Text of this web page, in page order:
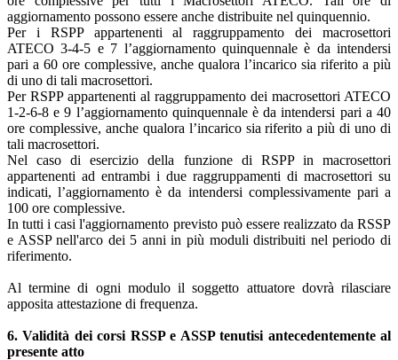
aggiornamento possono essere anche distribuite nel quinquennio.
Per i RSPP appartenenti al raggruppamento dei macrosettori
ATECO 3-4-5 e 7 l’aggiornamento quinquennale è da intendersi
pari a 60 ore complessive, anche qualora l’incarico sia riferito a più
di uno di tali macrosettori.
Per RSPP appartenenti al raggruppamento dei macrosettori ATECO
1-2-6-8 e 9 l’aggiornamento quinquennale è da intendersi pari a 40
ore complessive, anche qualora l’incarico sia riferito a più di uno di
tali macrosettori.
Nel caso di esercizio della funzione di RSPP in macrosettori
appartenenti ad entrambi i due raggruppamenti di macrosettori su
indicati, l’aggiornamento è da intendersi complessivamente pari a
100 ore complessive.
In tutti i casi l'aggiornamento previsto può essere realizzato da RSSP
e ASSP nell'arco dei 5 anni in più moduli distribuiti nel periodo di
riferimento.
Al termine di ogni modulo il soggetto attuatore dovrà rilasciare
apposita attestazione di frequenza.
6. Validità dei corsi RSSP e ASSP tenutisi antecedentemente al
presente atto